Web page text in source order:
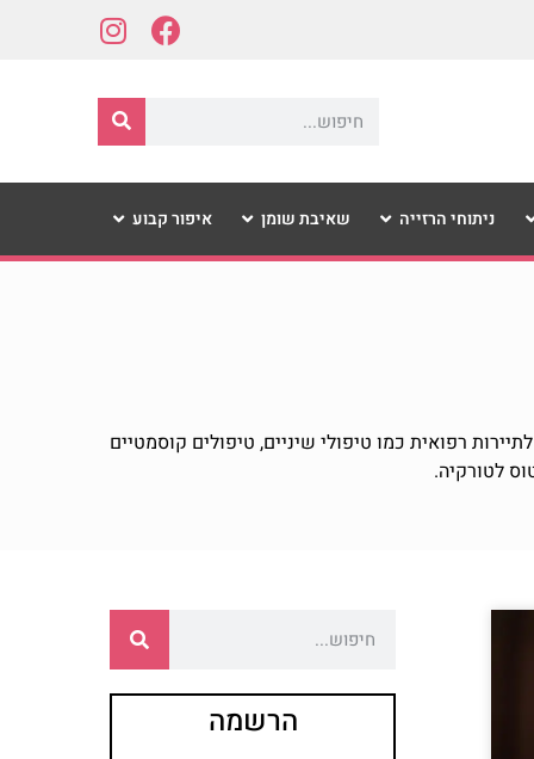
ניתוחי הרזייה שאיבת שומן איפור קבוע
רפואית כמו טיפולי שיניים, טיפולים קוסמטיים
לטורקיה.
הרשמה